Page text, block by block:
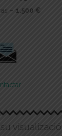
– 1.500 €